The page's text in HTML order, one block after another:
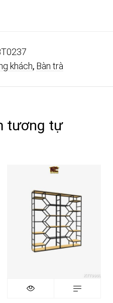
khách, Bàn trà
tương tự